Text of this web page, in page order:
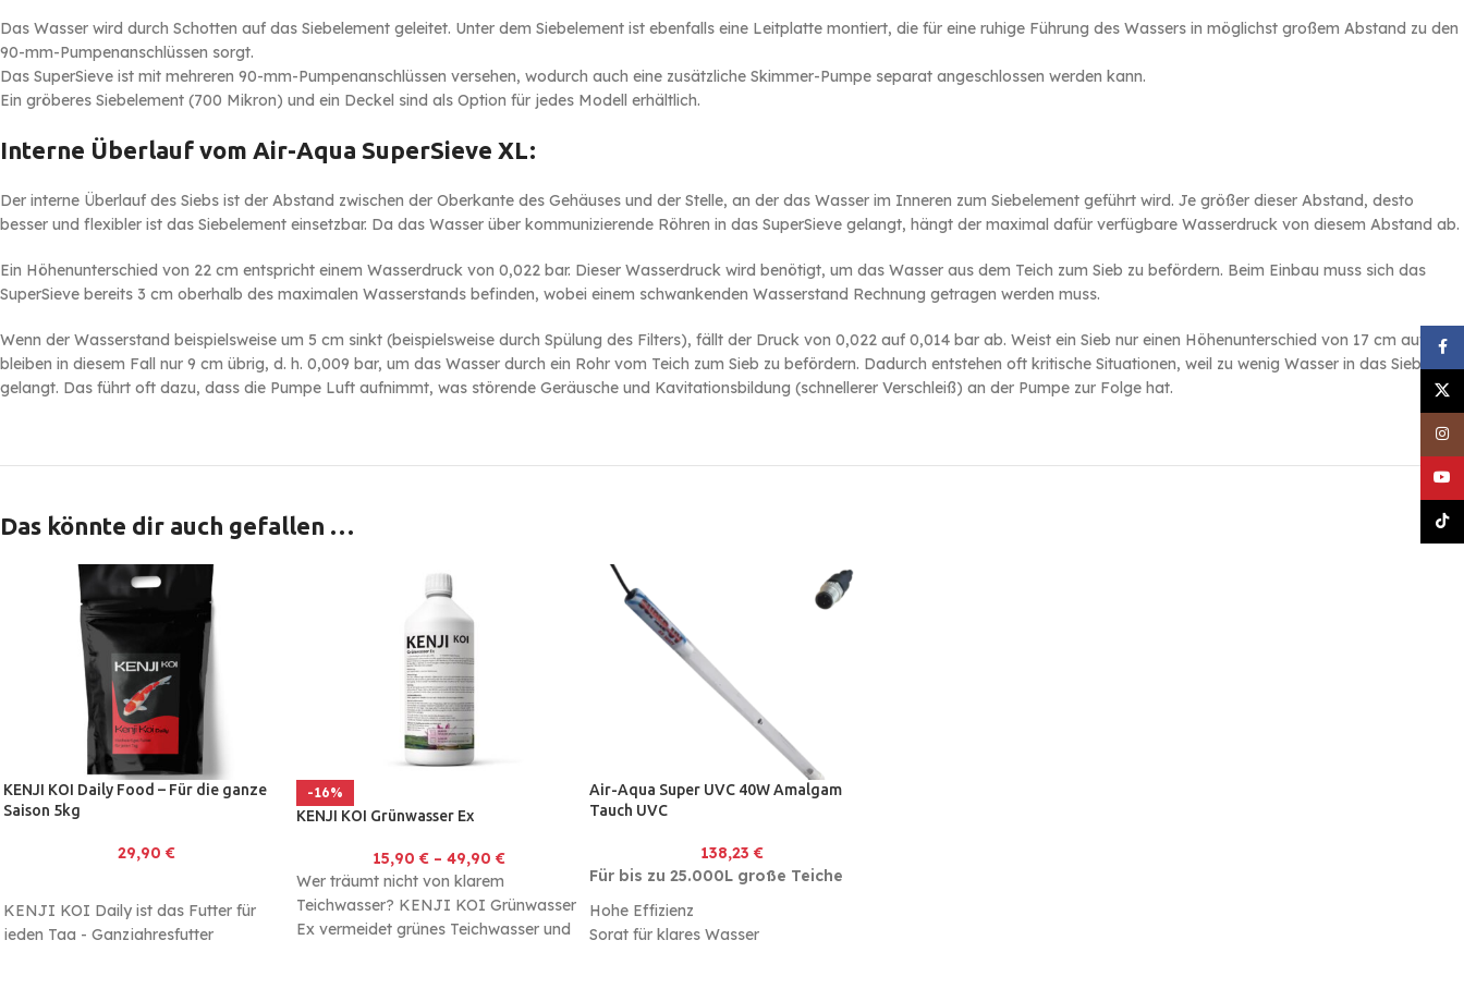
Das Wasser wird durch Schotten auf das Siebelement geleitet. Unter dem Siebelement ist ebenfalls eine Leitplatte montiert, die für eine ruhige Führung des Wassers in möglichst großem Abstand zu den
90-mm-Pumpenanschlüssen sorgt.
Das SuperSieve ist mit mehreren 90-mm-Pumpenanschlüssen versehen, wodurch auch eine zusätzliche Skimmer-Pumpe separat angeschlossen werden kann.
Ein gröberes Siebelement (700 Mikron) und ein Deckel sind als Option für jedes Modell erhältlich.
Interne Überlauf vom Air-Aqua SuperSieve XL:
Der interne Überlauf des Siebs ist der Abstand zwischen der Oberkante des Gehäuses und der Stelle, an der das Wasser im Inneren zum Siebelement geführt wird. Je größer dieser Abstand, desto
besser und flexibler ist das Siebelement einsetzbar. Da das Wasser über kommunizierende Röhren in das SuperSieve gelangt, hängt der maximal dafür verfügbare Wasserdruck von diesem Abstand ab.
Ein Höhenunterschied von 22 cm entspricht einem Wasserdruck von 0,022 bar. Dieser Wasserdruck wird benötigt, um das Wasser aus dem Teich zum Sieb zu befördern. Beim Einbau muss sich das
SuperSieve bereits 3 cm oberhalb des maximalen Wasserstands befinden, wobei einem schwankenden Wasserstand Rechnung getragen werden muss.
Wenn der Wasserstand beispielsweise um 5 cm sinkt (beispielsweise durch Spülung des Filters), fällt der Druck von 0,022 auf 0,014 bar ab. Weist ein Sieb nur einen Höhenunterschied von 17 cm auf,
bleiben in diesem Fall nur 9 cm übrig, d. h. 0,009 bar, um das Wasser durch ein Rohr vom Teich zum Sieb zu befördern. Dadurch entstehen oft kritische Situationen, weil zu wenig Wasser in das Sieb
gelangt. Das führt oft dazu, dass die Pumpe Luft aufnimmt, was störende Geräusche und Kavitationsbildung (schnellerer Verschleiß) an der Pumpe zur Folge hat.
Das könnte dir auch gefallen …
KENJI KOI Daily Food – Für die ganze
Saison 5kg
29,90 €
KENJI KOI Daily ist das Futter für
jeden Tag - Ganzjahresfutter
-16%
KENJI KOI Grünwasser Ex
15,90€ –49,90€
Wer träumt nicht von klarem
Teichwasser? KENJI KOI Grünwasser
Ex vermeidet grünes Teichwasser und
Air-Aqua Super UVC 40W Amalgam
Tauch UVC
138,23 €
Für bis zu 25.000L große Teiche
Hohe Effizienz
Sorgt für klares Wasser